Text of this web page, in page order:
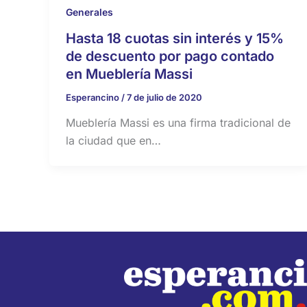
Generales
Hasta 18 cuotas sin interés y 15%
de descuento por pago contado
en Mueblería Massi
Esperancino /7 de julio de 2020
Mueblería Massi es una firma tradicional de
la ciudad que en…